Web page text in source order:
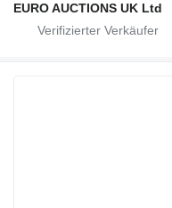
EURO AUCTIONS UK Ltd